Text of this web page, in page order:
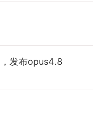
发布opus4.8